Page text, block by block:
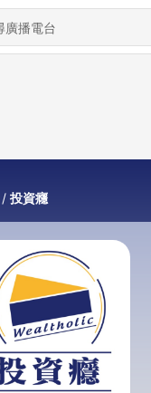
投資癮